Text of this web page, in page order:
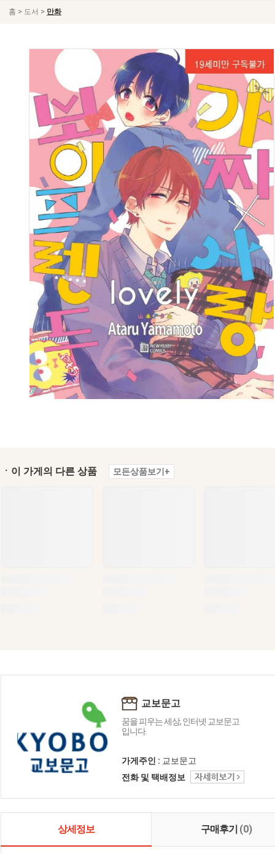
홈 > 도서 > 만화
ㆍ이 가게의 다른 상품 모든상품보기+
교보문고
꿈을 피우는 세상, 인터넷 교보문고
입니다.
가게주인 : 교보문고
전화 및 택배정보
상세정보 구매후기 (0)